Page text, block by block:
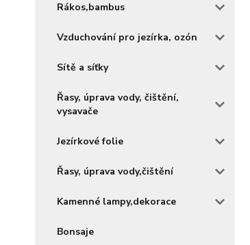
Rákos,bambus
Vzduchování pro jezírka, ozón
Sítě a síťky
Řasy, úprava vody, čištění,
vysavače
Jezírkové folie
Řasy, úprava vody,čištění
Kamenné lampy,dekorace
Bonsaje